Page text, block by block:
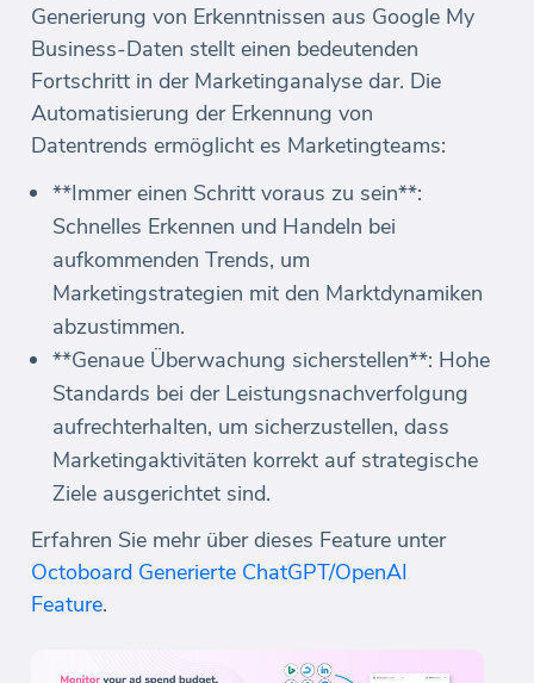
Generierung von Erkenntnissen aus Google My
Business-Daten stellt einen bedeutenden
Fortschritt in der Marketinganalyse dar. Die
Automatisierung der Erkennung von
Datentrends ermöglicht es Marketingteams:
**Immer einen Schritt voraus zu sein**:
Schnelles Erkennen und Handeln bei
aufkommenden Trends, um
Marketingstrategien mit den Marktdynamiken
abzustimmen.
**Genaue Überwachung sicherstellen**: Hohe
Standards bei der Leistungsnachverfolgung
aufrechterhalten, um sicherzustellen, dass
Marketingaktivitäten korrekt auf strategische
Ziele ausgerichtet sind.
Erfahren Sie mehr über dieses Feature unter
Octoboard Generierte ChatGPT/OpenAI
Feature.